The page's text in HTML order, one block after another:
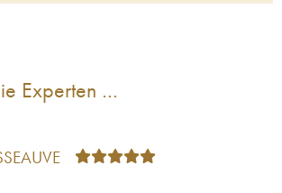
Bollinger
Françaises Bollinger
2007
Brut Bollinger 2007
Experten …